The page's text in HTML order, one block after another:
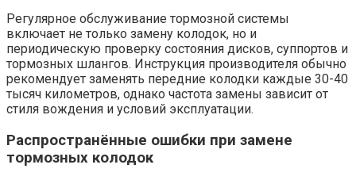
Регулярное обслуживание тормозной системы
включает не только замену колодок, но и
периодическую проверку состояния дисков, суппортов и
тормозных шлангов. Инструкция производителя обычно
рекомендует заменять передние колодки каждые 30-40
тысяч километров, однако частота замены зависит от
стиля вождения и условий эксплуатации.
Распространённые ошибки при замене
тормозных колодок